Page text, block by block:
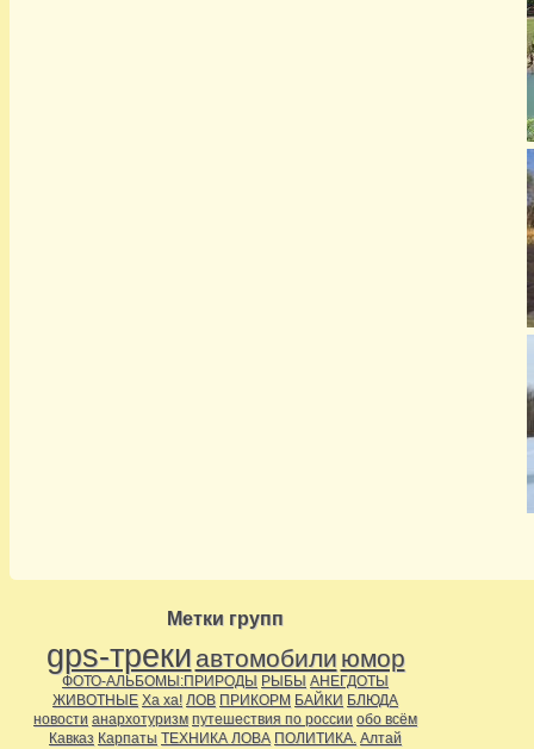
Метки групп
gps-треки автомобили юмор
ФОТО-АЛЬБОМЫ:ПРИРОДЫ РЫБЫ АНЕГДОТЫ
ЖИВОТНЫЕ Ха ха! ЛОВ ПРИКОРМ БАЙКИ БЛЮДА
новости анархотуризм путешествия по россии обо всём
Кавказ Карпаты ТЕХНИКА ЛОВА ПОЛИТИКА. Алтай